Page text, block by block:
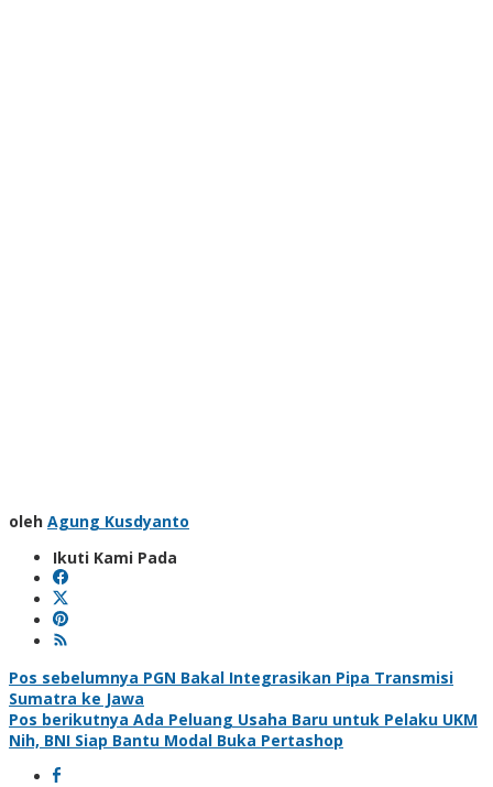
oleh Agung Kusdyanto
Ikuti Kami Pada
Navigasi
pos
Pos sebelumnya PGN Bakal Integrasikan Pipa Transmisi
Sumatra ke Jawa
Pos berikutnya Ada Peluang Usaha Baru untuk Pelaku UKM
Nih, BNI Siap Bantu Modal Buka Pertashop